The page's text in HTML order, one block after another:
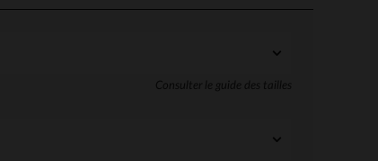
Consulter le guide des tailles